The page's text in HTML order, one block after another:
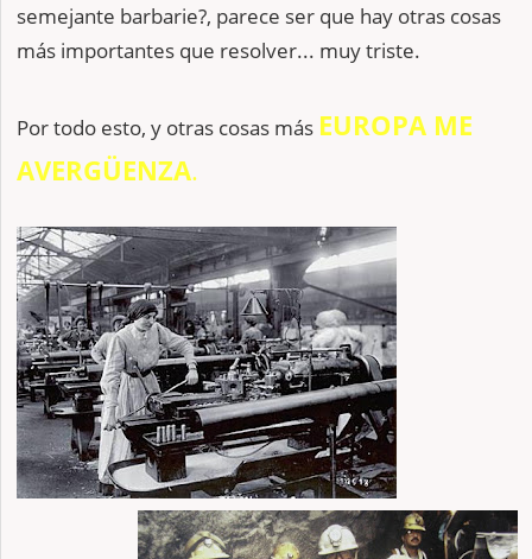
semejante barbarie?, parece ser que hay otras cosas
más importantes que resolver... muy triste.
Por todo esto, y otras cosas más EUROPA ME
AVERGÜENZA.